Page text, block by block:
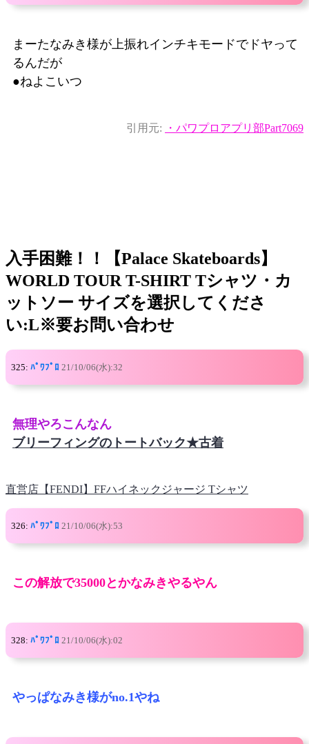
まーたなみき様が上振れインチキモードでドヤって
るんだが
●ねよこいつ
引用元: ・パワプロアプリ部Part7069
入手困難！！【Palace Skateboards】
WORLD TOUR T-SHIRT Tシャツ・カ
ットソー サイズを選択してくださ
い:L※要お問い合わせ
325: ﾊﾟﾜﾌﾟﾛ 21/10/06(水):32
無理やろこんなん
ブリーフィングのトートバック★古着
直営店【FENDI】FFハイネックジャージ Tシャツ
326: ﾊﾟﾜﾌﾟﾛ 21/10/06(水):53
この解放で35000とかなみきやるやん
328: ﾊﾟﾜﾌﾟﾛ 21/10/06(水):02
やっぱなみき様がno.1やね